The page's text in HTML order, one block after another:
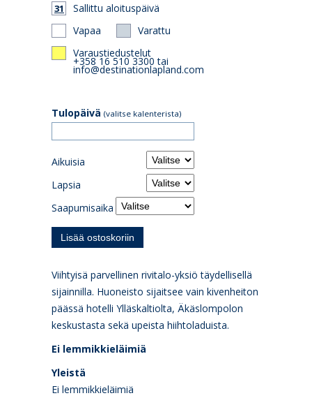
31
Sallittu aloituspäivä
Vapaa
Varattu
Varaustiedustelut
+358 16 510 3300 tai
info@destinationlapland.com
Tulopäivä (valitse kalenterista)
Aikuisia
Lapsia
Saapumisaika
Viihtyisä parvellinen rivitalo-yksiö täydellisellä
sijainnilla. Huoneisto sijaitsee vain kivenheiton
päässä hotelli Ylläskaltiolta, Äkäslompolon
keskustasta sekä upeista hiihtoladuista.
Ei lemmikkieläimiä
Yleistä
Ei lemmikkieläimiä